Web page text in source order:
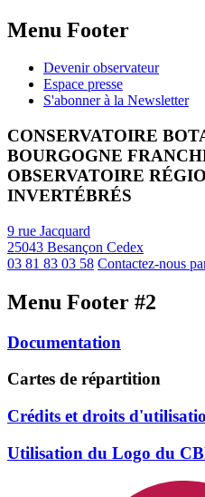
Menu Footer
Devenir observateur
Espace presse
S'abonner à la Newsletter
CONSERVATOIRE
BOURGOGNE
OBSERVATOIRE
INVERTÉBRÉS
9 rue Jacquard
25043 Besançon Cedex
03 81 83 03 58 Contactez-nous
Menu Footer #2
Documentation
Cartes de répartition
Crédits et droits
Utilisation du Logo du